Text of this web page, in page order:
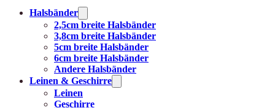
Halsbänder
2,5cm breite Halsbänder
3,8cm breite Halsbänder
5cm breite Halsbänder
6cm breite Halsbänder
Andere Halsbänder
Leinen & Geschirre
Leinen
Geschirre